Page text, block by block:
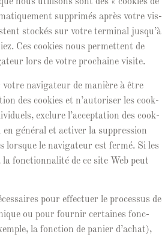
nous util­isons sont des « cook­ies de
sup­primés après votre vis­
stock­és sur votre ter­mi­nal jusqu’à
Ces cook­ies nous per­me­t­tent de
lors de votre prochaine visite.
votre nav­i­ga­teur de manière à être
des cook­ies et n’au­toris­er les cook­
exclure l’ac­cep­ta­tion des cook­
en général et activ­er la sup­pres­sion
lorsque le nav­i­ga­teur est fer­mé. Si les
la fonc­tion­nal­ité de ce site Web peut
pour effectuer le proces­sus de
ou pour fournir cer­taines fonc­
la fonc­tion de panier d’achat),